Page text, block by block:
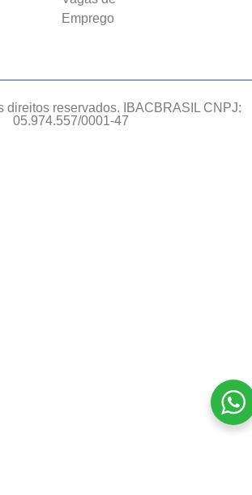
Emprego
direitos reservados. IBACBRASIL CNPJ:
05.974.557/0001-47